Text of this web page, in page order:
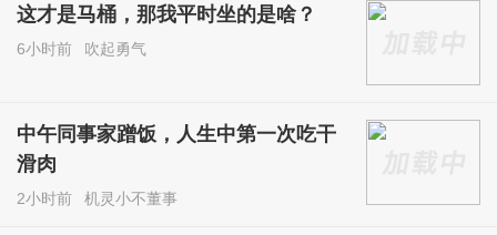
这才是马桶，那我平时坐的是啥？
6小时前 吹起勇气
中午同事家蹭饭，人生中第一次吃干
滑肉
2小时前 机灵小不董事